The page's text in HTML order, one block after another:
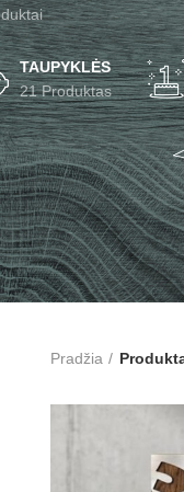
TAUPYKLĖS
21 Produktas
Pradžia